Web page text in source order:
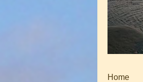
Home